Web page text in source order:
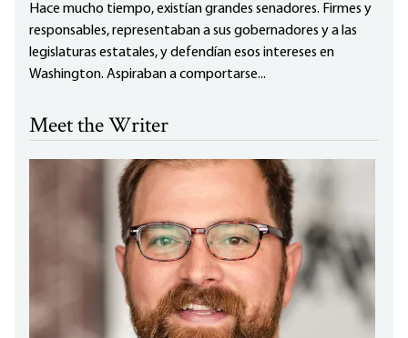
Hace mucho tiempo, existían grandes senadores. Firmes y
responsables, representaban a sus gobernadores y a las
legislaturas estatales, y defendían esos intereses en
Washington. Aspiraban a comportarse...
Meet the Writer